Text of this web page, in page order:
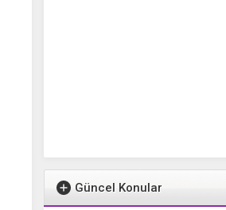
Güncel Konular